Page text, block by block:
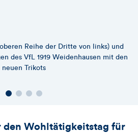
Reihe der Dritte von links) und
des VfL 1919 Weidenhausen mit den
neuen Trikots
den Wohltätigkeitstag für